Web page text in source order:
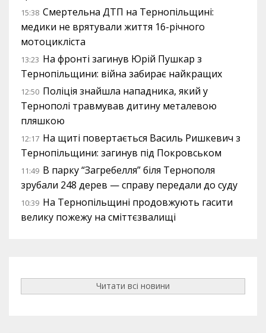
15:38 Смертельна ДТП на Тернопільщині:
медики не врятували життя 16-річного
мотоцикліста
13:23 На фронті загинув Юрій Пушкар з
Тернопільщини: війна забирає найкращих
12:50 Поліція знайшла нападника, який у
Тернополі травмував дитину металевою
пляшкою
12:17 На щиті повертається Василь Ришкевич з
Тернопільщини: загинув під Покровськом
11:49 В парку “Загребелля” біля Тернополя
зрубали 248 дерев — справу передали до суду
10:39 На Тернопільщині продовжують гасити
велику пожежу на сміттєзвалищі
Читати всі новини